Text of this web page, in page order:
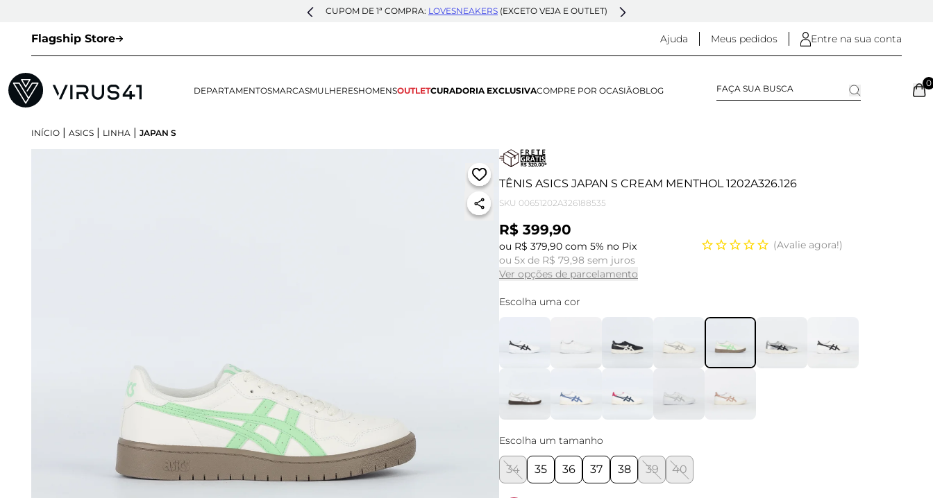
CUPOM DE 1ª COMPRA: LOVESNEAKERS (EXCETO VEJA E OUTLET)
Flagship Store Ajuda Meus pedidos Entre na sua conta
DEPARTAMENTOSMARCASMULHERESHOMENSOUTLETCURADORIA EXCLUSIVACOMPRE POR OCASIÃOBLOG
0
INÍCIO | ASICS | LINHA | JAPAN S
TÊNIS ASICS JAPAN S CREAM MENTHOL 1202A326.126
SKU 00651202A326188535
R$ 399,90
ou R$ 379,90 com 5% no Pix
ou 5x de R$ 79,98 sem juros
Ver opções de parcelamento
Avalie agora!
Escolha uma cor
Escolha um tamanho
34 35 36 37 38 39 40